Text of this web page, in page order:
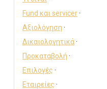
Fund και servicer·
Αξιολόγηση ·
Δικαιολογητικά·
Προκαταβολή ·
Επιλογές ·
Εταιρείες ·